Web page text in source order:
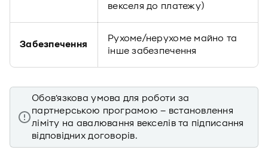
векселя до платежу)
Забезпечення
Рухоме/нерухоме майно та
інше забезпечення
Обов’язкова умова для роботи за
партнерською програмою – встановлення
ліміту на авалювання векселів та підписання
відповідних договорів.